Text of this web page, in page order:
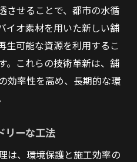
させることで、都市の水循
イオ素材を用いた新しい舗
生可能な資源を利用するこ
。これらの技術革新は、舗
効率性を高め、長期的な環
リーな工法
は、環境保護と施工効率の